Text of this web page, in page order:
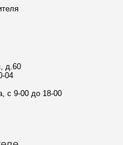
д.60
04
с 9-00 до 18-00